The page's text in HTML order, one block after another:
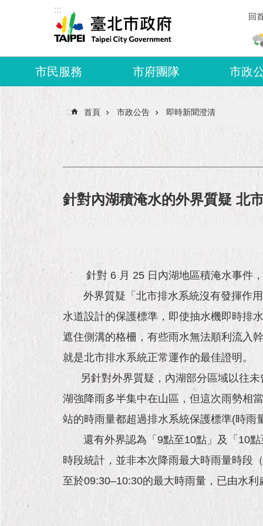
跳到主要內容區塊
:::
回
市民服務 市府團隊 市政
::: 首頁 市政公告 即時新聞澄清
針對內湖積淹水的外界質疑 北
針對 6 月 25 日內湖地區積淹水事件，
外界質疑「北市排水系統沒有發揮作用
水道設計的保護標準，即使抽水機即時排
遮住側溝的格柵，有些雨水無法順利流入
就是北市排水系統正常運作的最佳證明。
另針對外界質疑，內湖部分區域以往未
湖強降雨多半集中在山區，但這次雨勢相
站的時雨量都超過排水系統保護標準(時
還有外界認為「9點至10點」及「10點
時段統計，並非本次降雨最大時雨量時段
至於09:30–10:30的最大時雨量，已由水